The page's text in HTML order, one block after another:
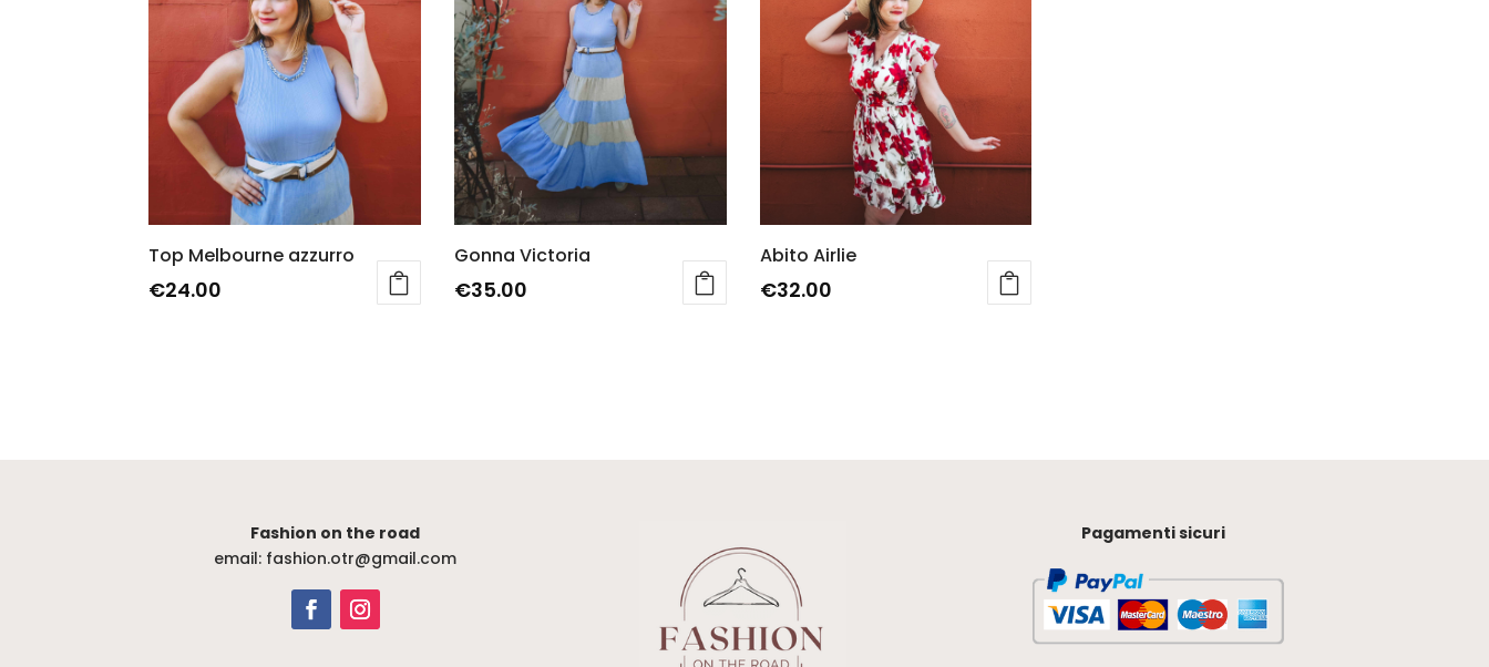
Top Melbourne azzurro
€24.00
Gonna Victoria
€35.00
Le
Abito Airlie
€32.00
Fashion on the road
email: fashion.otr@gmail.com
Pagamenti sicuri